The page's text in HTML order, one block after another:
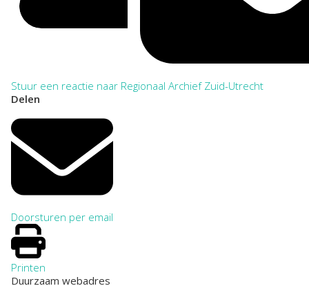
Stuur een reactie naar Regionaal Archief Zuid-Utrecht
Delen
Doorsturen per email
Printen
Duurzaam webadres